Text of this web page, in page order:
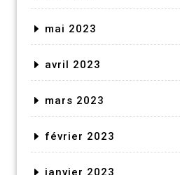
mai 2023
avril 2023
mars 2023
février 2023
janvier 2023